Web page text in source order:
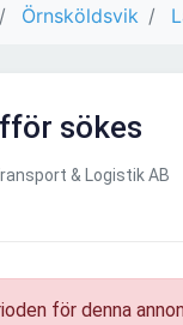
Örnsköldsvik
sökes
& Logistik AB
för denna